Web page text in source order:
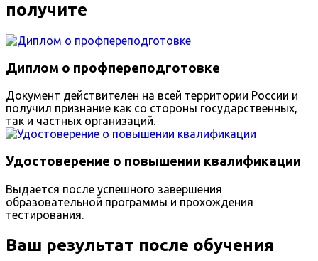
получите
Диплом о профпереподготовке
Документ действителен на всей территории России и
получил признание как со стороны государственных,
так и частных организаций.
Удостоверение о повышении квалификации
Выдается после успешного завершения
образовательной программы и прохождения
тестирования.
Ваш результат после обучения